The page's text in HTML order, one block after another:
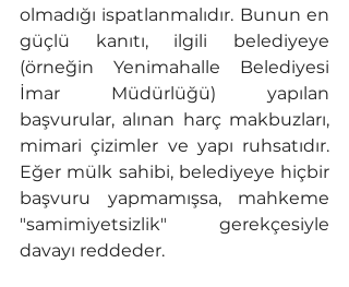
olmadığı ispatlanmalıdır. Bunun en
güçlü kanıtı, ilgili belediyeye
(örneğin Yenimahalle Belediyesi
İmar Müdürlüğü) yapılan
başvurular, alınan harç makbuzları,
mimari çizimler ve yapı ruhsatıdır.
Eğer mülk sahibi, belediyeye hiçbir
başvuru yapmamışsa, mahkeme
"samimiyetsizlik" gerekçesiyle
davayı reddeder.